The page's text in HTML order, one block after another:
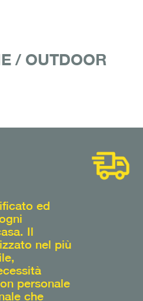
/ OUTDOOR
ed
Il
nel più
personale
che